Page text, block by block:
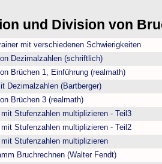
und Division von
mit verschiedenen Schwierigkeiten
Dezimalzahlen (schriftlich)
Brüchen 1, Einführung (realmath)
Dezimalzahlen (Bartberger)
Brüchen 3 (realmath)
Stufenzahlen multiplizieren - Teil3
Stufenzahlen multiplizieren - Teil2
Stufenzahlen multiplizieren
Bruchrechnen (Walter Fendt)